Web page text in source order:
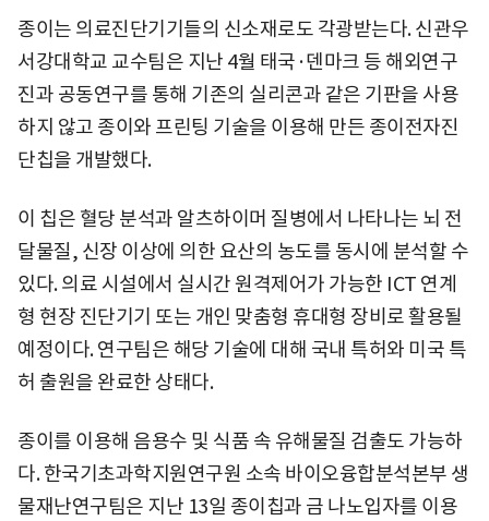
종이는 의료진단기기들의 신소재로도 각광받는다. 신관우
서강대학교 교수팀은 지난 4월 태국·덴마크 등 해외연구
진과 공동연구를 통해 기존의 실리콘과 같은 기판을 사용
하지 않고 종이와 프린팅 기술을 이용해 만든 종이전자진
단칩을 개발했다.
이 칩은 혈당 분석과 알츠하이머 질병에서 나타나는 뇌 전
달물질, 신장 이상에 의한 요산의 농도를 동시에 분석할 수
있다. 의료 시설에서 실시간 원격제어가 가능한 ICT 연계
형 현장 진단기기 또는 개인 맞춤형 휴대형 장비로 활용될
예정이다. 연구팀은 해당 기술에 대해 국내 특허와 미국 특
허 출원을 완료한 상태다.
종이를 이용해 음용수 및 식품 속 유해물질 검출도 가능하
다. 한국기초과학지원연구원 소속 바이오융합분석본부 생
물재난연구팀은 지난 13일 종이칩과 금 나노입자를 이용